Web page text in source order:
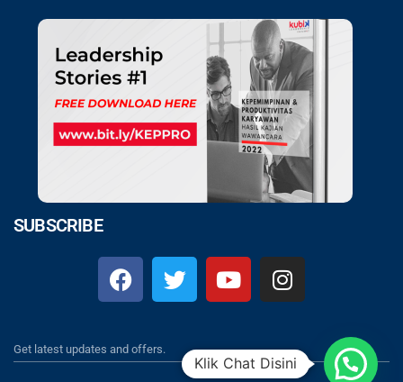
SUBSCRIBE
Get latest updates and offers.
Klik Chat Disini